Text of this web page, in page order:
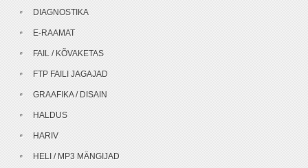
DIAGNOSTIKA
E-RAAMAT
FAIL / KÕVAKETAS
FTP FAILI JAGAJAD
GRAAFIKA / DISAIN
HALDUS
HARIV
HELI / MP3 MÄNGIJAD